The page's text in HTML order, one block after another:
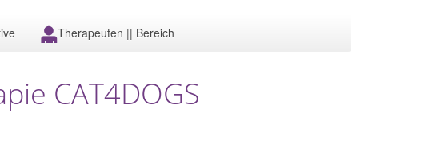
Therapeuten || Bereich
CAT4DOGS